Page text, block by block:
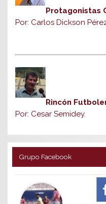
Protagonistas
Por: Carlos Dickson
Rincón
Por: Cesar Semidey.
Grupo Facebook